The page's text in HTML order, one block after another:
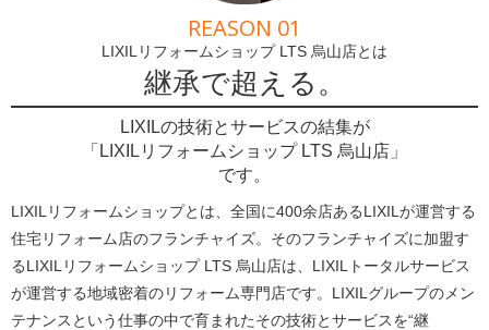
REASON 01
LIXILリフォームショップ LTS 烏山店とは
継承で超える。
LIXILの技術とサービスの結集が
「LIXILリフォームショップ LTS 烏山店」
です。
LIXILリフォームショップとは、全国に400余店あるLIXILが運営する
住宅リフォーム店のフランチャイズ。そのフランチャイズに加盟す
るLIXILリフォームショップ LTS 烏山店は、LIXILトータルサービス
が運営する地域密着のリフォーム専門店です。LIXILグループのメン
テナンスという仕事の中で育まれたその技術とサービスを“継